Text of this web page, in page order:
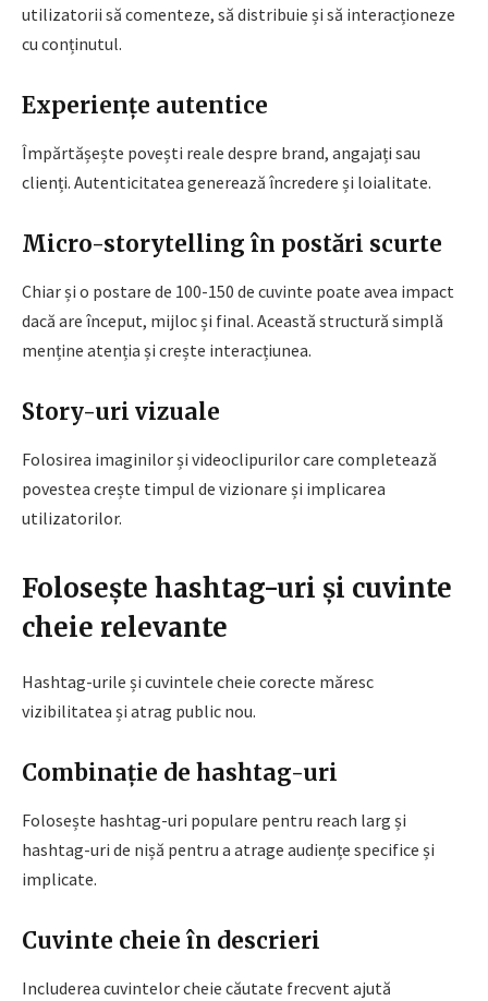
utilizatorii să comenteze, să distribuie și să interacționeze
cu conținutul.
Experiențe autentice
Împărtășește povești reale despre brand, angajați sau
clienți. Autenticitatea generează încredere și loialitate.
Micro-storytelling în postări scurte
Chiar și o postare de 100-150 de cuvinte poate avea impact
dacă are început, mijloc și final. Această structură simplă
menține atenția și crește interacțiunea.
Story-uri vizuale
Folosirea imaginilor și videoclipurilor care completează
povestea crește timpul de vizionare și implicarea
utilizatorilor.
Folosește hashtag-uri și cuvinte
cheie relevante
Hashtag-urile și cuvintele cheie corecte măresc
vizibilitatea și atrag public nou.
Combinație de hashtag-uri
Folosește hashtag-uri populare pentru reach larg și
hashtag-uri de nișă pentru a atrage audiențe specifice și
implicate.
Cuvinte cheie în descrieri
Includerea cuvintelor cheie căutate frecvent ajută